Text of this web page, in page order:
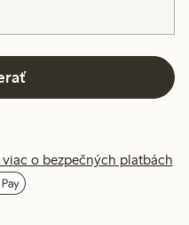
o bezpečných platbách